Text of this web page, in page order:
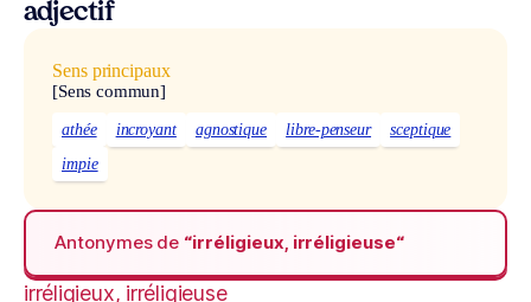
adjectif
Sens principaux
[Sens commun]
athée incroyant agnostique libre-penseur
sceptique
impie
Antonymes de “irréligieux, irréligieuse“
irréligieux, irréligieuse